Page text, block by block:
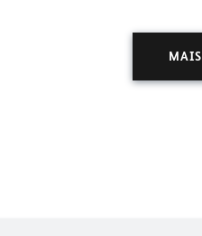
MAIS